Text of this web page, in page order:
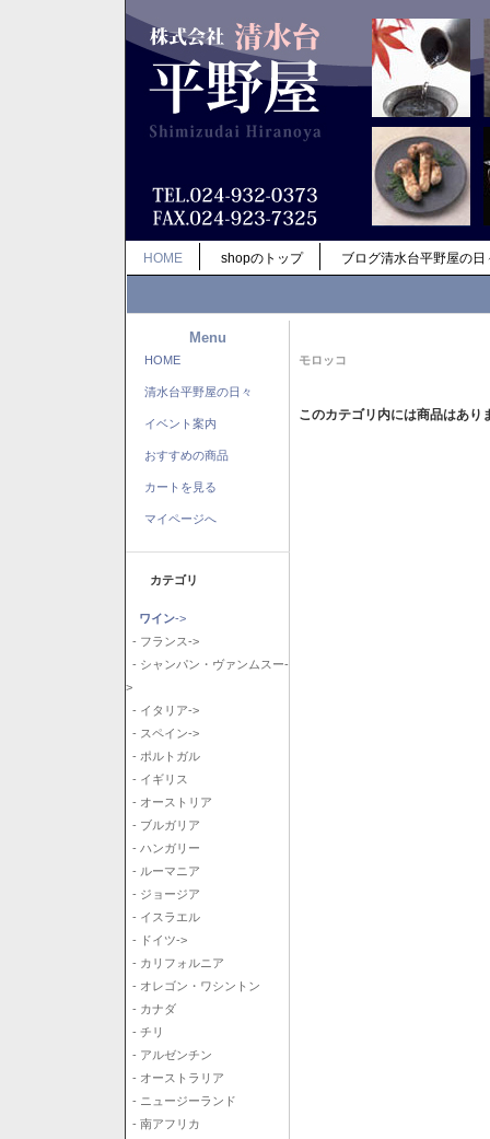
HOME shopのトップ ブログ清水台平野屋の日
Menu
HOME
清水台平野屋の日々
イベント案内
おすすめの商品
カートを見る
マイページへ
カテゴリ
ワイン->
- フランス->
- シャンパン・ヴァンムスー-
>
- イタリア->
- スペイン->
- ポルトガル
- イギリス
- オーストリア
- ブルガリア
- ハンガリー
- ルーマニア
- ジョージア
- イスラエル
- ドイツ->
- カリフォルニア
- オレゴン・ワシントン
- カナダ
- チリ
- アルゼンチン
- オーストラリア
- ニュージーランド
- 南アフリカ
モロッコ
このカテゴリ内には商品はあり